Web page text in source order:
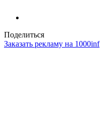
Поделиться
Заказать рекламу на 1000inf